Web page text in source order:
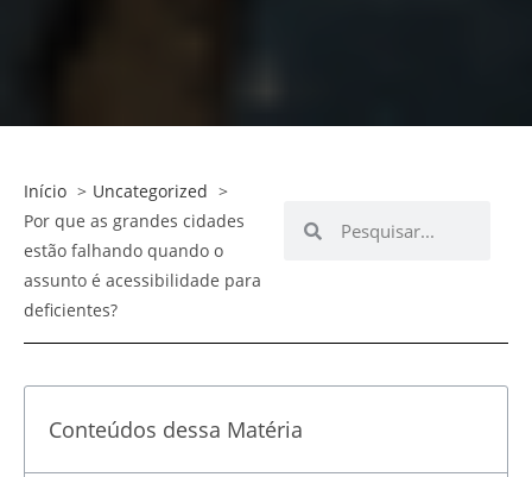
Início
Uncategorized
Por que as grandes cidades
estão falhando quando o
assunto é acessibilidade para
deficientes?
Conteúdos dessa Matéria